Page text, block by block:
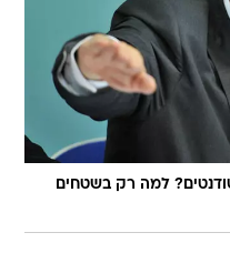
למה רק בשטחים